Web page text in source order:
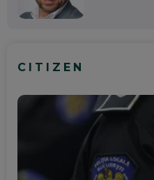
CITIZEN